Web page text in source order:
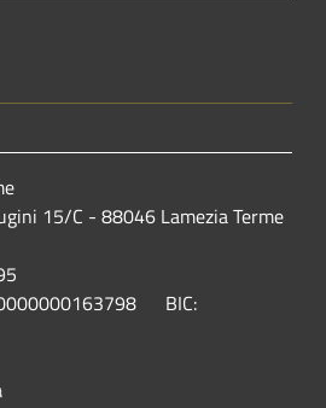
15/C - 88046 Lamezia Terme
BIC: